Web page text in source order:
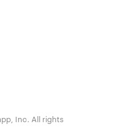
Inc. All rights